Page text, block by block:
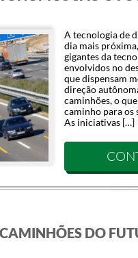
A tecnologia de
dia mais
gigantes da
envolvidos no
que dispensam
direção
caminhões, o
caminho para os
As iniciativas […]
DO